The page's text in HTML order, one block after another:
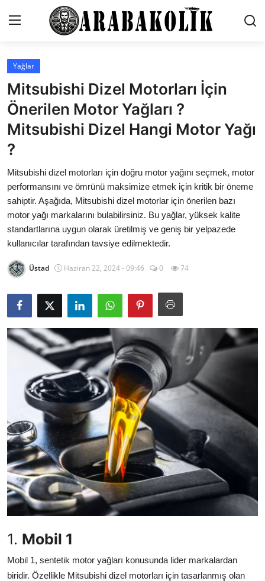
İletişim
Genel
Karşılaştırmalar
Testler
Markalar
Motosiklet
Öneriler
Paketler
Oto Bilgi
Yağlar
Mitsubishi Dizel Motorları İçin
Önerilen Motor Yağları ?
Mitsubishi Dizel Hangi Motor Yağı
?
Mitsubishi dizel motorları için doğru motor yağını seçmek, motor
performansını ve ömrünü maksimize etmek için kritik bir öneme
sahiptir. Aşağıda, Mitsubishi dizel motorlar için önerilen bazı
motor yağı markalarını bulabilirsiniz. Bu yağlar, yüksek kalite
standartlarına uygun olarak üretilmiş ve geniş bir yelpazede
kullanıcılar tarafından tavsiye edilmektedir.
Üstad Haziran 22, 2024 - 09:46 0 74
1. Mobil 1
Mobil 1, sentetik motor yağları konusunda lider markalardan
biridir. Özellikle Mitsubishi dizel motorları için tasarlanmış olan